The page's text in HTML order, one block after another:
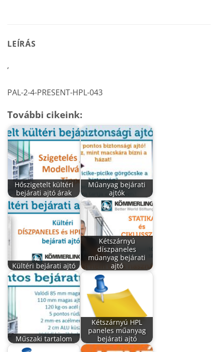
LEÍRÁS
‘
PAL-2-4-PRESENT-HPL-043
További cikeink:
Hőszigetelt kültéri
bejárati ajtó árak
Műanyag bejárati
ajtók
Kültéri bejárati ajtó
Kétszárnyú
díszpaneles
műanyag bejárati
ajtó
Műszaki tartalom
Kétszárnyú HPL
paneles műanyag
bejárati ajtó